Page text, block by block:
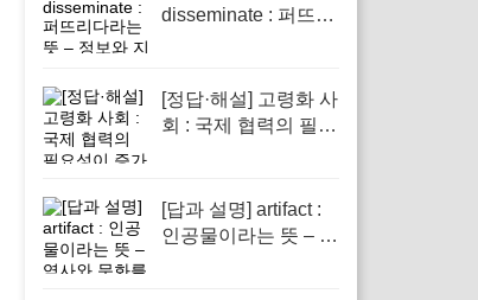
disseminate : 퍼뜨리
수적인 역할을 하는
단어
[정답·해설] 고령화 사
회 : 국제 협력의 필요
[답과 설명] artifact :
인공물이라는 뜻 – 역